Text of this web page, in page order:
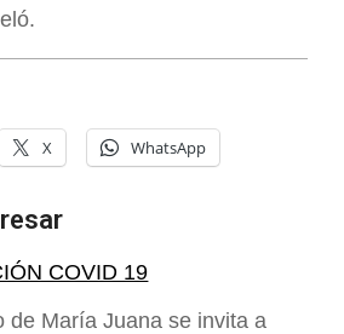
X WhatsApp
COVID 19
de María Juana se invita a